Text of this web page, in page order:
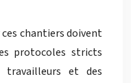
chantiers doivent
protocoles stricts
et des